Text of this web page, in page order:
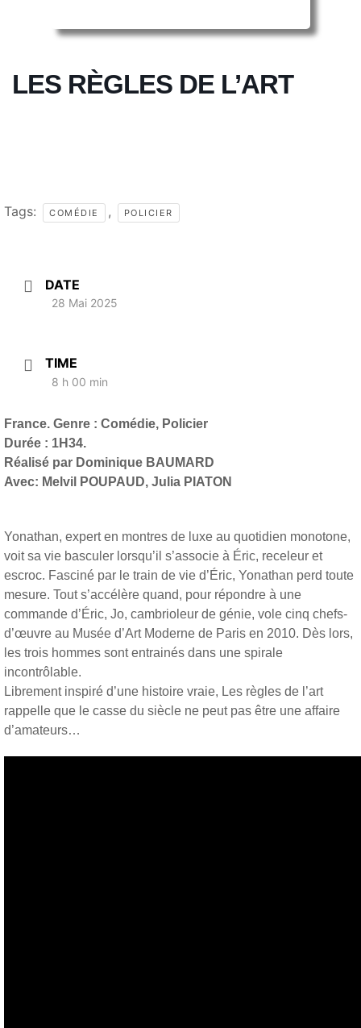
LES RÈGLES DE L’ART
Tags: COMÉDIE , POLICIER
DATE
28 Mai 2025
TIME
8 h 00 min
France. Genre : Comédie, Policier
Durée : 1H34.
Réalisé par Dominique BAUMARD
Avec: Melvil POUPAUD, Julia PIATON
Yonathan, expert en montres de luxe au quotidien monotone,
voit sa vie basculer lorsqu’il s’associe à Éric, receleur et
escroc. Fasciné par le train de vie d’Éric, Yonathan perd toute
mesure. Tout s’accélère quand, pour répondre à une
commande d’Éric, Jo, cambrioleur de génie, vole cinq chefs-
d’œuvre au Musée d’Art Moderne de Paris en 2010. Dès lors,
les trois hommes sont entrainés dans une spirale
incontrôlable.
Librement inspiré d’une histoire vraie, Les règles de l’art
rappelle que le casse du siècle ne peut pas être une affaire
d’amateurs…